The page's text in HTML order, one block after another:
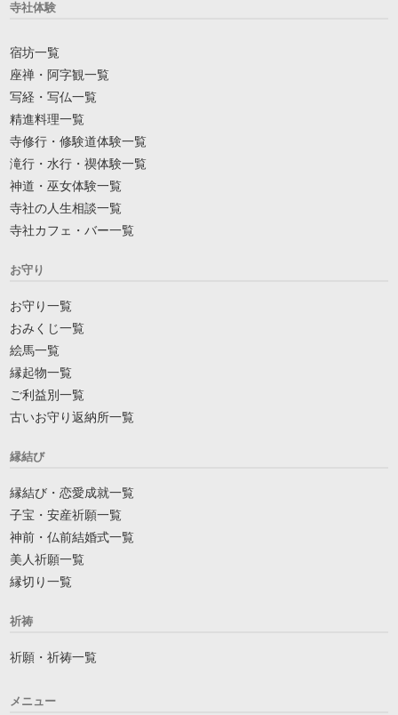
寺社体験
宿坊一覧
座禅・阿字観一覧
写経・写仏一覧
精進料理一覧
寺修行・修験道体験一覧
滝行・水行・禊体験一覧
神道・巫女体験一覧
寺社の人生相談一覧
寺社カフェ・バー一覧
お守り
お守り一覧
おみくじ一覧
絵馬一覧
縁起物一覧
ご利益別一覧
古いお守り返納所一覧
縁結び
縁結び・恋愛成就一覧
子宝・安産祈願一覧
神前・仏前結婚式一覧
美人祈願一覧
縁切り一覧
祈祷
祈願・祈祷一覧
メニュー